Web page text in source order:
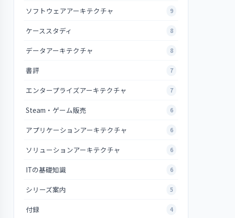
ソフトウェアアーキテクチャ 9
ケーススタディ 8
データアーキテクチャ 8
書評 7
エンタープライズアーキテクチャ 7
Steam・ゲーム販売 6
アプリケーションアーキテクチャ 6
ソリューションアーキテクチャ 6
ITの基礎知識 6
シリーズ案内 5
付録 4